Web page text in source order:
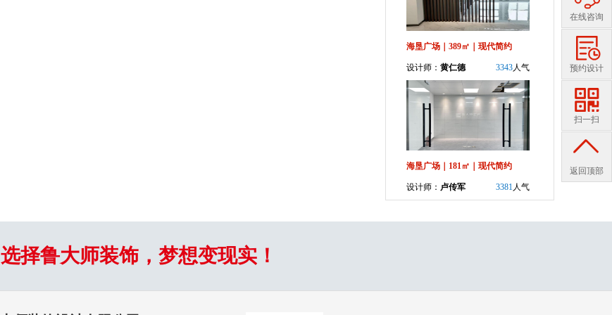
海垦广场｜389㎡｜现代简约
3343人气
设计师： 黄仁德
海垦广场｜181㎡｜现代简约
3381人气
设计师： 卢传军
选择鲁大师装饰，梦想变现实！
在线咨询
预约设计
扫一扫
返回顶部